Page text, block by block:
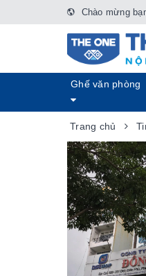
Chào mừng
Ghế văn phòng
Trang chủ